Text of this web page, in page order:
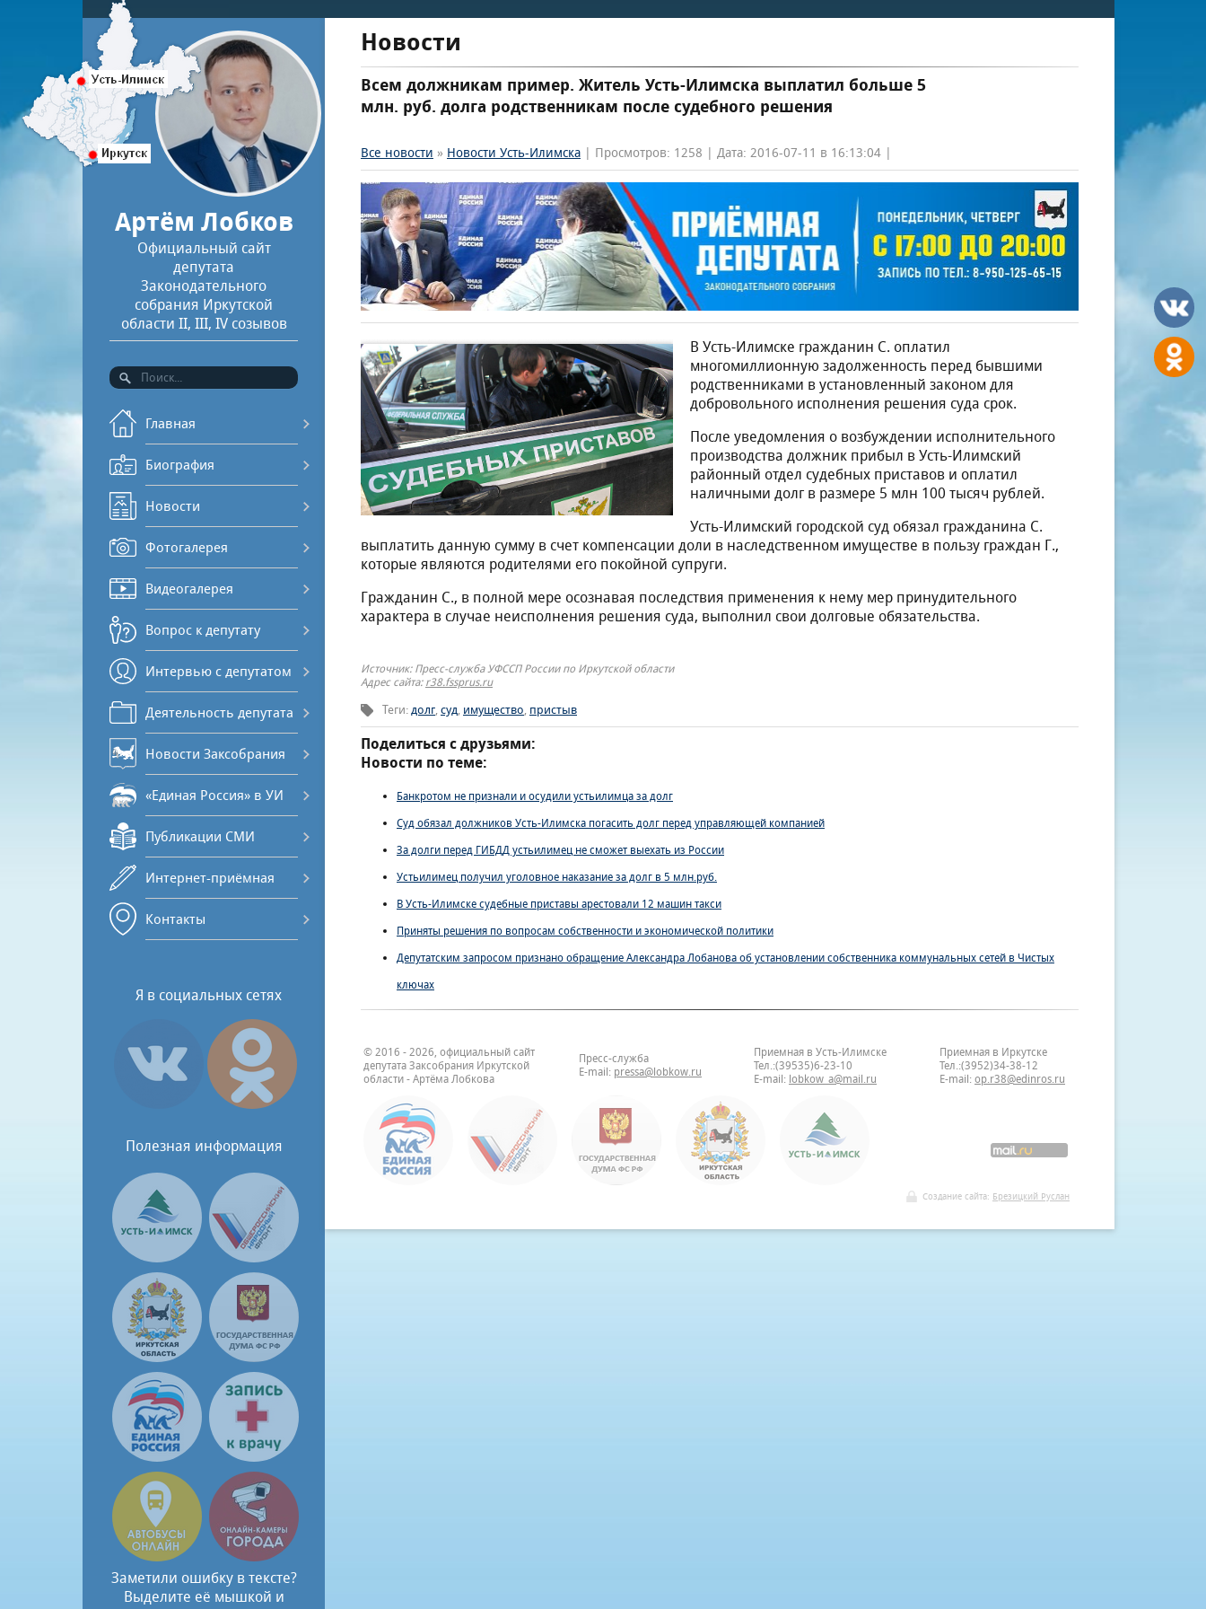
Артём Лобков
Официальный сайт
депутата
Законодательного
собрания Иркутской
области II, III, IV созывов
Главная
Биография
Новости
Фотогалерея
Видеогалерея
Вопрос к депутату
Интервью с депутатом
Деятельность депутата
Новости Заксобрания
«Единая Россия» в УИ
Публикации СМИ
Интернет-приёмная
Контакты
Я в социальных сетях
Полезная информация
Заметили ошибку в тексте?
Выделите её мышкой и
Новости
Всем должникам пример. Житель Усть-Илимска выплатил больше 5
млн. руб. долга родственникам после судебного решения
Все новости » Новости Усть-Илимска | Просмотров: 1258 | Дата: 2016-07-11 в 16:13:04 |
В Усть-Илимске гражданин С. оплатил
многомиллионную задолженность перед бывшими
родственниками в установленный законом для
добровольного исполнения решения суда срок.
После уведомления о возбуждении исполнительного
производства должник прибыл в Усть-Илимский
районный отдел судебных приставов и оплатил
наличными долг в размере 5 млн 100 тысяч рублей.
Усть-Илимский городской суд обязал гражданина С.
выплатить данную сумму в счет компенсации доли в наследственном имуществе в пользу граждан Г.,
которые являются родителями его покойной супруги.
Гражданин С., в полной мере осознавая последствия применения к нему мер принудительного
характера в случае неисполнения решения суда, выполнил свои долговые обязательства.
Источник: Пресс-служба УФССП России по Иркутской области
Адрес сайта: r38.fssprus.ru
Теги:долг,суд, имущество, пристыв
Поделиться с друзьями:
Новости по теме:
Банкротом не признали и осудили устьилимца за долг
Суд обязал должников Усть-Илимска погасить долг перед управляющей компанией
За долги перед ГИБДД устьилимец не сможет выехать из России
Устьилимец получил уголовное наказание за долг в 5 млн.руб.
В Усть-Илимске судебные приставы арестовали 12 машин такси
Приняты решения по вопросам собственности и экономической политики
Депутатским запросом признано обращение Александра Лобанова об установлении собственника коммунальных сетей в Чистых
ключах
© 2016 - 2026, официальный сайт
депутата Заксобрания Иркутской
области - Артёма Лобкова
Пресс-служба
E-mail: pressa@lobkow.ru
Приемная в Усть-Илимске
Тел.:(39535)6-23-10
E-mail: lobkow_a@mail.ru
Приемная в Иркутске
Тел.:(3952)34-38-12
E-mail: op.r38@edinros.ru
Создание сайта: Брезицкий Руслан